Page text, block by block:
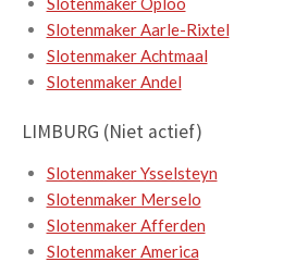
Slotenmaker Aarle-Rixtel
Slotenmaker Achtmaal
Slotenmaker Andel
LIMBURG (Niet actief)
Slotenmaker Ysselsteyn
Slotenmaker Merselo
Slotenmaker Afferden
Slotenmaker America